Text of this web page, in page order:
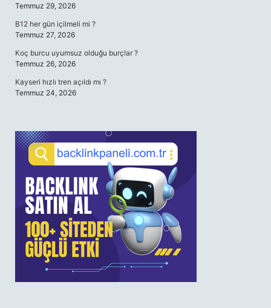
Temmuz 29, 2026
B12 her gün içilmeli mi ?
Temmuz 27, 2026
Koç burcu uyumsuz olduğu burçlar ?
Temmuz 26, 2026
Kayseri hızlı tren açıldı mı ?
Temmuz 24, 2026